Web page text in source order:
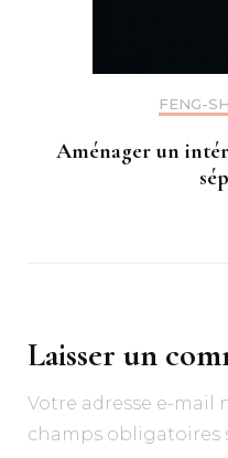
FENG-
Aménager un
Laisser un
Votre adresse e-mail
champs obligatoires